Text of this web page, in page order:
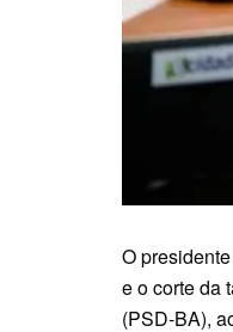
O
e o corte da
(PSD-BA),